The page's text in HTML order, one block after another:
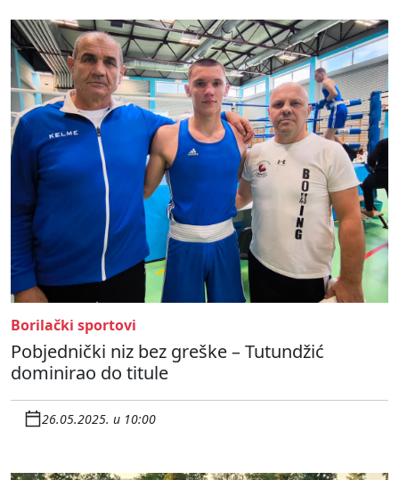
Borilački sportovi
Pobjednički niz bez greške – Tutundžić
dominirao do titule
26.05.2025. u 10:00